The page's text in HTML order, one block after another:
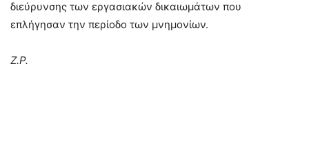
διεύρυνσης των εργασιακών δικαιωμάτων που
επλήγησαν την περίοδο των μνημονίων.
Ζ.Ρ.